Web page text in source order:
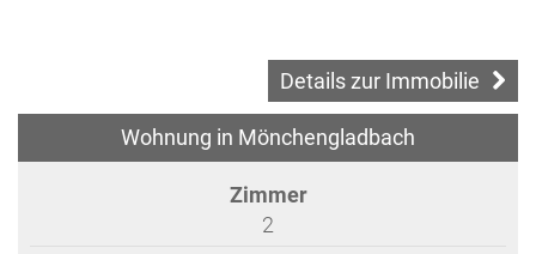
Details zur Immobilie
Wohnung in Mönchengladbach
Zimmer
2